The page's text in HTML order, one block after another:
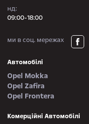
нд:
09:00-18:00
ми в соц. мережах
Автомобілі
Opel Mokka
Opel Zafira
Opel Frontera
Комерційні Автомобілі